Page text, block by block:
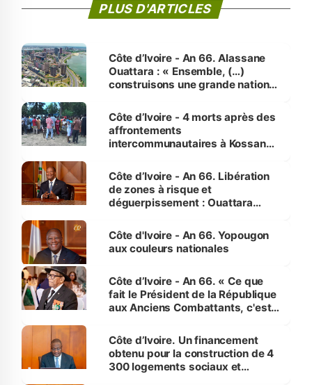
PLUS D'ARTICLES
Côte d’Ivoire - An 66. Alassane
Ouattara : « Ensemble, (…)
construisons une grande nation
générations futures »
Côte d’Ivoire - 4 morts après des
affrontements
intercommunautaires à Kossandji
milieu des sinistrés
Côte d’Ivoire - An 66. Libération
de zones à risque et
déguerpissement : Ouattara
l'Etat de droit pour préserver les
vies humaines »
Côte d'Ivoire - An 66. Yopougon
aux couleurs nationales
Côte d’Ivoire - An 66. « Ce que
fait le Président de la République
aux Anciens Combattants, c'est
Côte d’Ivoire. Un financement
obtenu pour la construction de 4
300 logements sociaux et